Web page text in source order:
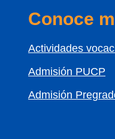
Conoce
Actividades
Admisión PUCP
Admisión